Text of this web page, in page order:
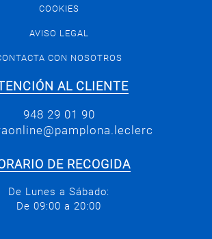
COOKIES
AVISO LEGAL
CON NOSOTROS
AL CLIENTE
948 29 01 90
DE RECOGIDA
De Lunes a Sábado:
De 09:00 a 20:00